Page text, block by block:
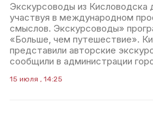
Экскурсоводы из Кисловодска
участвуя в международном
смыслов. Экскурсоводы»
«Больше, чем путешествие».
представили авторские
сообщили в администрации
15 июля , 14:25